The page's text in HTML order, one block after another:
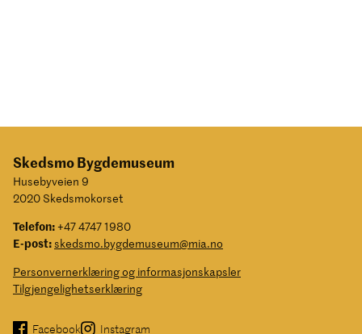
Skedsmo Bygdemuseum
Husebyveien 9
2020 Skedsmokorset
Telefon:+47 4747 1980
E-post:skedsmo.bygdemuseum@mia.no
Personvernerklæring og informasjonskapsler
Tilgjengelighetserklæring
Facebook Instagram